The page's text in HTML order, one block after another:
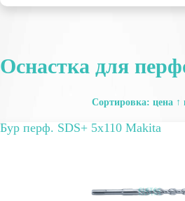
Оснастка для
Сортировка: цена ↑
Бур перф. SDS+ 5x110 Makita